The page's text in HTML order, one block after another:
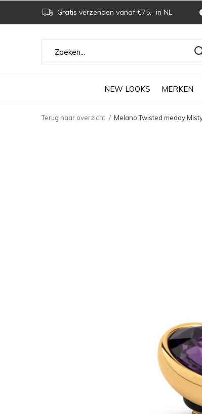
NEW LOOKS MERKEN
Gratis verzenden vanaf €75,- in NL
Terug naar overzicht Melano Twisted meddy